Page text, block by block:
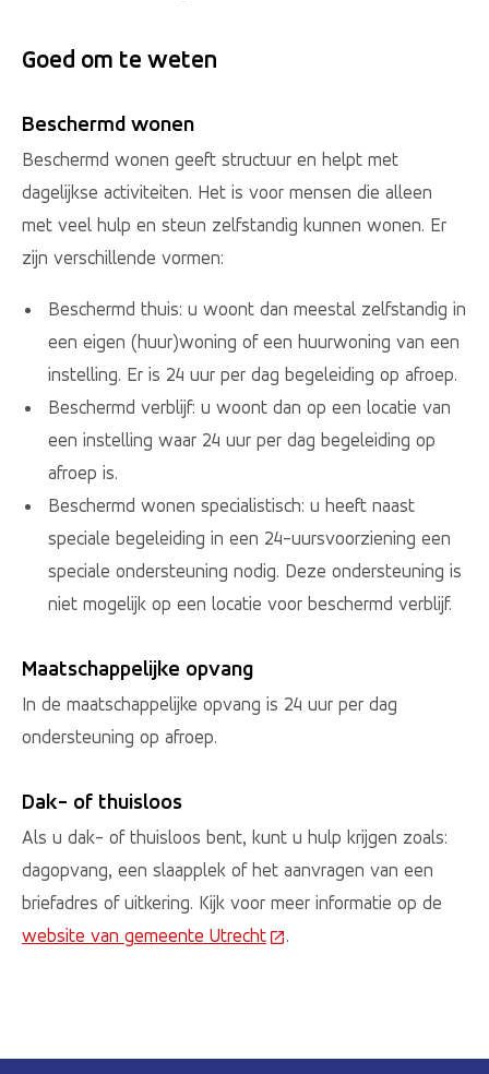
Goed om te weten
Beschermd wonen
Beschermd wonen geeft structuur en helpt met
dagelijkse activiteiten. Het is voor mensen die alleen
met veel hulp en steun zelfstandig kunnen wonen. Er
zijn verschillende vormen:
Beschermd thuis: u woont dan meestal zelfstandig in
een eigen (huur)woning of een huurwoning van een
instelling. Er is 24 uur per dag begeleiding op afroep.
Beschermd verblijf: u woont dan op een locatie van
een instelling waar 24 uur per dag begeleiding op
afroep is.
Beschermd wonen specialistisch: u heeft naast
speciale begeleiding in een 24-uursvoorziening een
speciale ondersteuning nodig. Deze ondersteuning is
niet mogelijk op een locatie voor beschermd verblijf.
Maatschappelijke opvang
In de maatschappelijke opvang is 24 uur per dag
ondersteuning op afroep.
Dak- of thuisloos
Als u dak- of thuisloos bent, kunt u hulp krijgen zoals:
dagopvang, een slaapplek of het aanvragen van een
briefadres of uitkering. Kijk voor meer informatie op de
website van gemeente Utrecht (Deze link gaat naar een
.